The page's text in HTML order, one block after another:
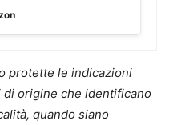
i principali temi
Il volume è aggiornato
che ha apportato
al codice della
protette le indicazioni
origine che identificano
quando siano